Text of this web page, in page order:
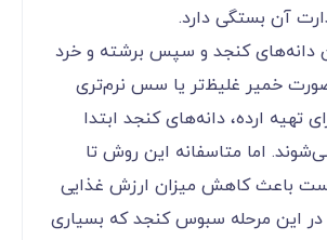
آن بستگی دارد.
دانه‌های کنجد و سپس برشته و خرد
خمیر غلیظ‌تر یا سس نرم‌تری
تهیه ارده، دانه‌های کنجد ابتدا
اما متاسفانه این روش تا
باعث کاهش میزان ارزش غذایی
این مرحله سبوس کنجد که بسیاری